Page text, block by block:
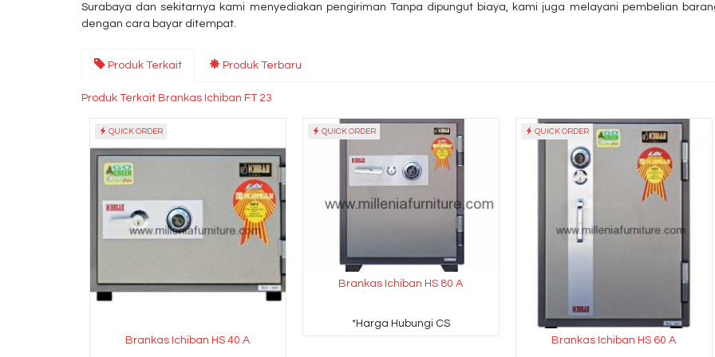
Surabaya dan sekitarnya kami menyediakan pengiriman Tanpa dipungut biaya, kami juga melayani pembelian
dengan cara bayar ditempat.
Produk Terkait Produk Terbaru
Produk Terkait Brankas Ichiban FT 23
QUICK ORDER
Brankas Ichiban HS 40 A
QUICK ORDER
Brankas Ichiban HS 80 A
*Harga Hubungi CS
QUICK ORDER
Brankas Ichiban HS 60 A